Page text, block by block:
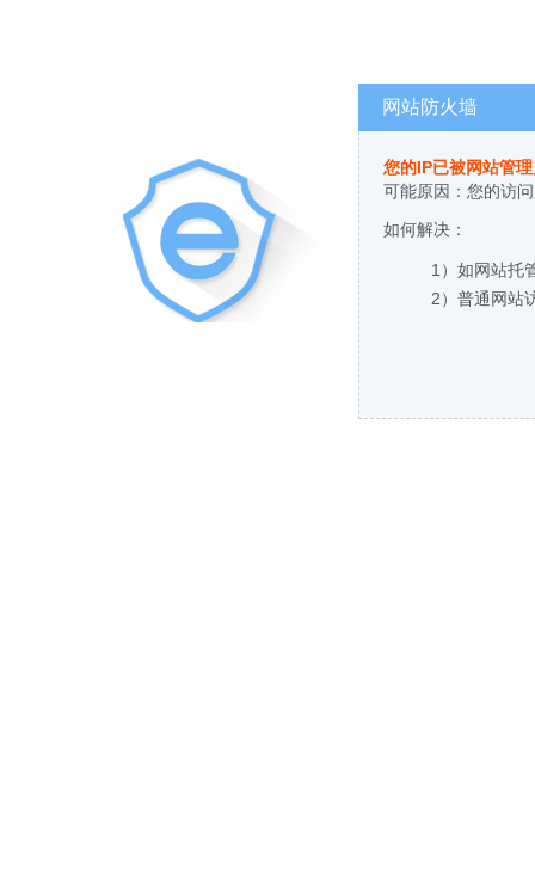
网站防火墙
您的IP已被网站管
可能原因：您的访
如何解决：
1）如网站托
2）普通网站